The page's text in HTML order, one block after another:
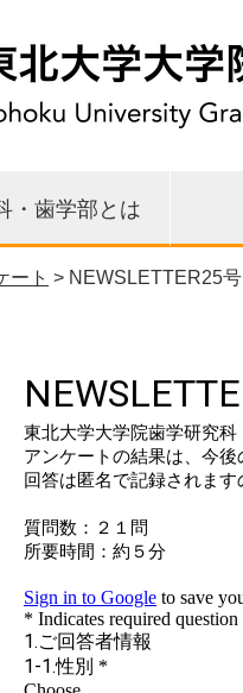
・歯学部とは
学部長挨拶
目標・沿革
の特徴
歯学科
修士課程
博士課程
究分野一覧
ベーション
究センター
研究センター
統計支援室
室
交流
広報誌
情報
災 関連情報
窓口
ート > NEWSLETTER25号